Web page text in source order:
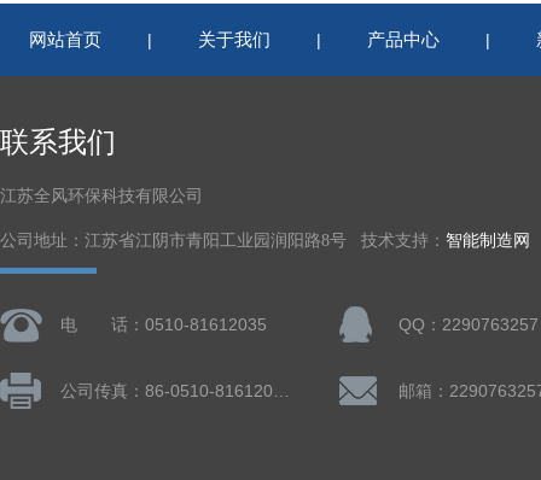
网站首页 | 关于我们 | 产品中心 |
联系我们
江苏全风环保科技有限公司
公司地址：江苏省江阴市青阳工业园润阳路8号 技术支持： 智能制造网
电 话：0510-81612035 QQ：2290763257
邮箱：